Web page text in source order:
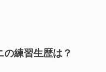
練習生歴は？